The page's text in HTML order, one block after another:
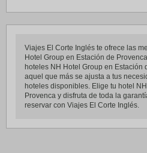
Viajes El Corte Inglés te ofrece las
Hotel Group en Estación de
hoteles NH Hotel Group en Estación
aquel que más se ajusta a tus
hoteles disponibles. Elige tu hotel
Provenca y disfruta de toda la
reservar con Viajes El Corte Inglés.